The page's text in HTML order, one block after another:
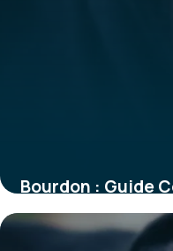
Bourdon : Guide
2026